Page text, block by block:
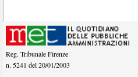
Reg. Tribunale Firenze
n. 5241 del 20/01/2003